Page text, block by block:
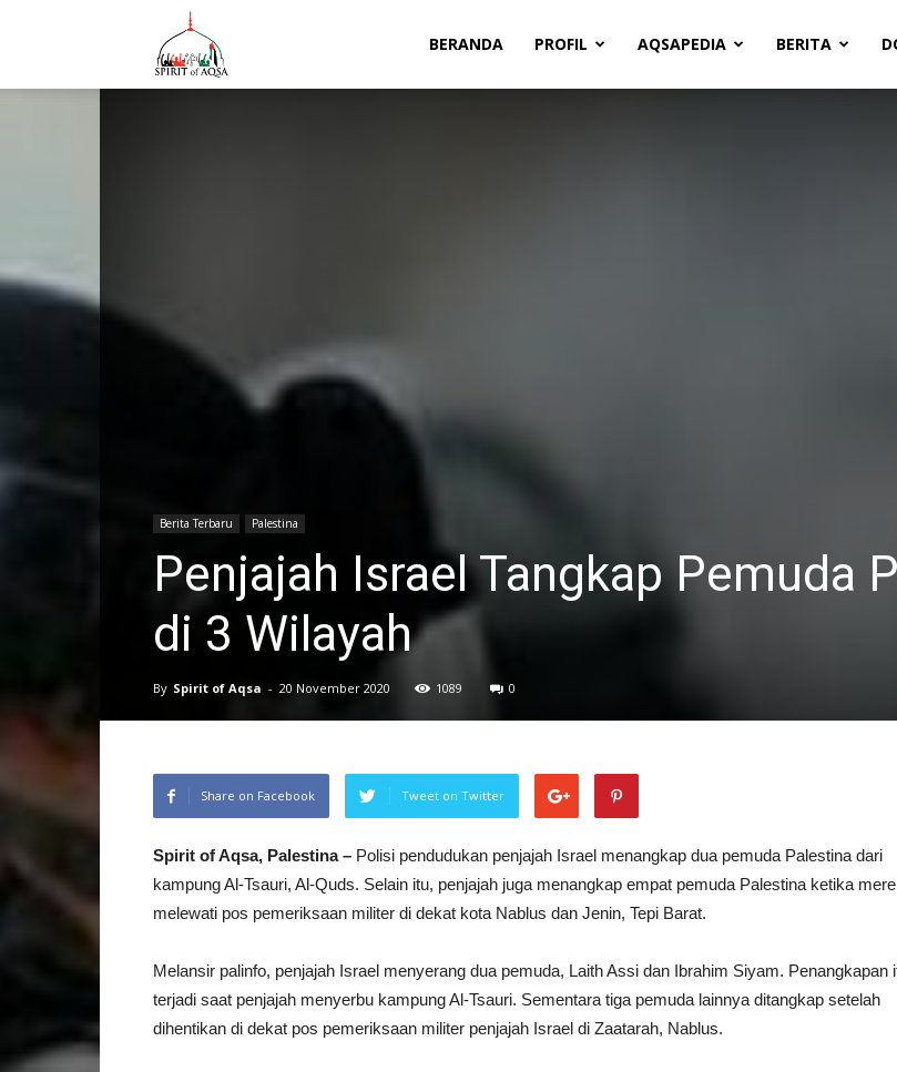
BERANDA PROFIL AQSAPEDIA BERITA
Berita Terbaru Palestina
Penjajah Israel Tangkap Pemuda
di 3 Wilayah
By Spirit of Aqsa - 20 November 2020 1089 0
Share on Facebook Tweet on Twitter
Spirit of Aqsa, Palestina – Polisi pendudukan penjajah Israel menangkap dua pemuda Palestina dari
kampung Al-Tsauri, Al-Quds. Selain itu, penjajah juga menangkap empat pemuda Palestina ketika
melewati pos pemeriksaan militer di dekat kota Nablus dan Jenin, Tepi Barat.
Melansir palinfo, penjajah Israel menyerang dua pemuda, Laith Assi dan Ibrahim Siyam. Penangkapan
terjadi saat penjajah menyerbu kampung Al-Tsauri. Sementara tiga pemuda lainnya ditangkap setelah
dihentikan di dekat pos pemeriksaan militer penjajah Israel di Zaatarah, Nablus.